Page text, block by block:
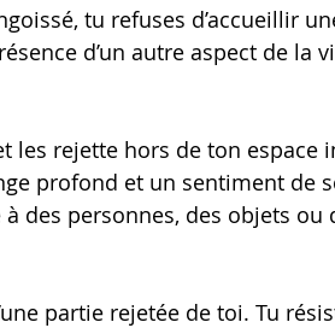
tu refuses d’accueillir
d’un autre aspect de la
les rejette hors de ton espace
profond et un sentiment de
des personnes, des objets ou
partie rejetée de toi. Tu